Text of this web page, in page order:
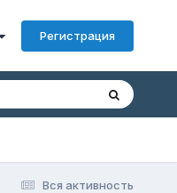
Регистрация
Вся активность